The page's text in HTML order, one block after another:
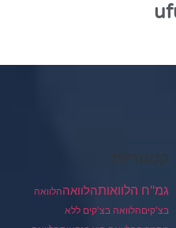
קטגוריות
גמ"ח הלוואותהלוואההלוואה
בצ'קיםהלוואה בצ'קים ללא